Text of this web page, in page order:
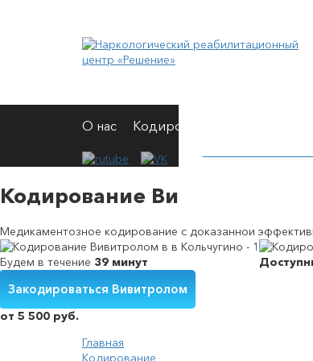
О нас Кодирование
Кодирование Вивитролом в
Медикаментозное кодирование с доказанной
Будем в течение 39 минут
Закодироваться Вивитролом
от 5 500 руб.
Главная
Кодирование